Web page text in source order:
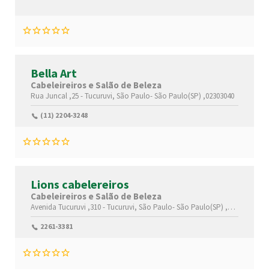
Bella Art
Cabeleireiros e Salão de Beleza
Rua Juncal ,25 -Tucuruvi, São Paulo-São Paulo(SP) ,02303040
(11) 2204-3248
Lions cabelereiros
Cabeleireiros e Salão de Beleza
Avenida Tucuruvi ,310 -Tucuruvi, São Paulo-São Paulo(SP) ,02304000
2261-3381